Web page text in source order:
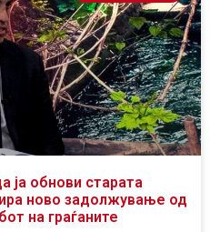
ја обнови старата
ново задолжување од
на граѓаните